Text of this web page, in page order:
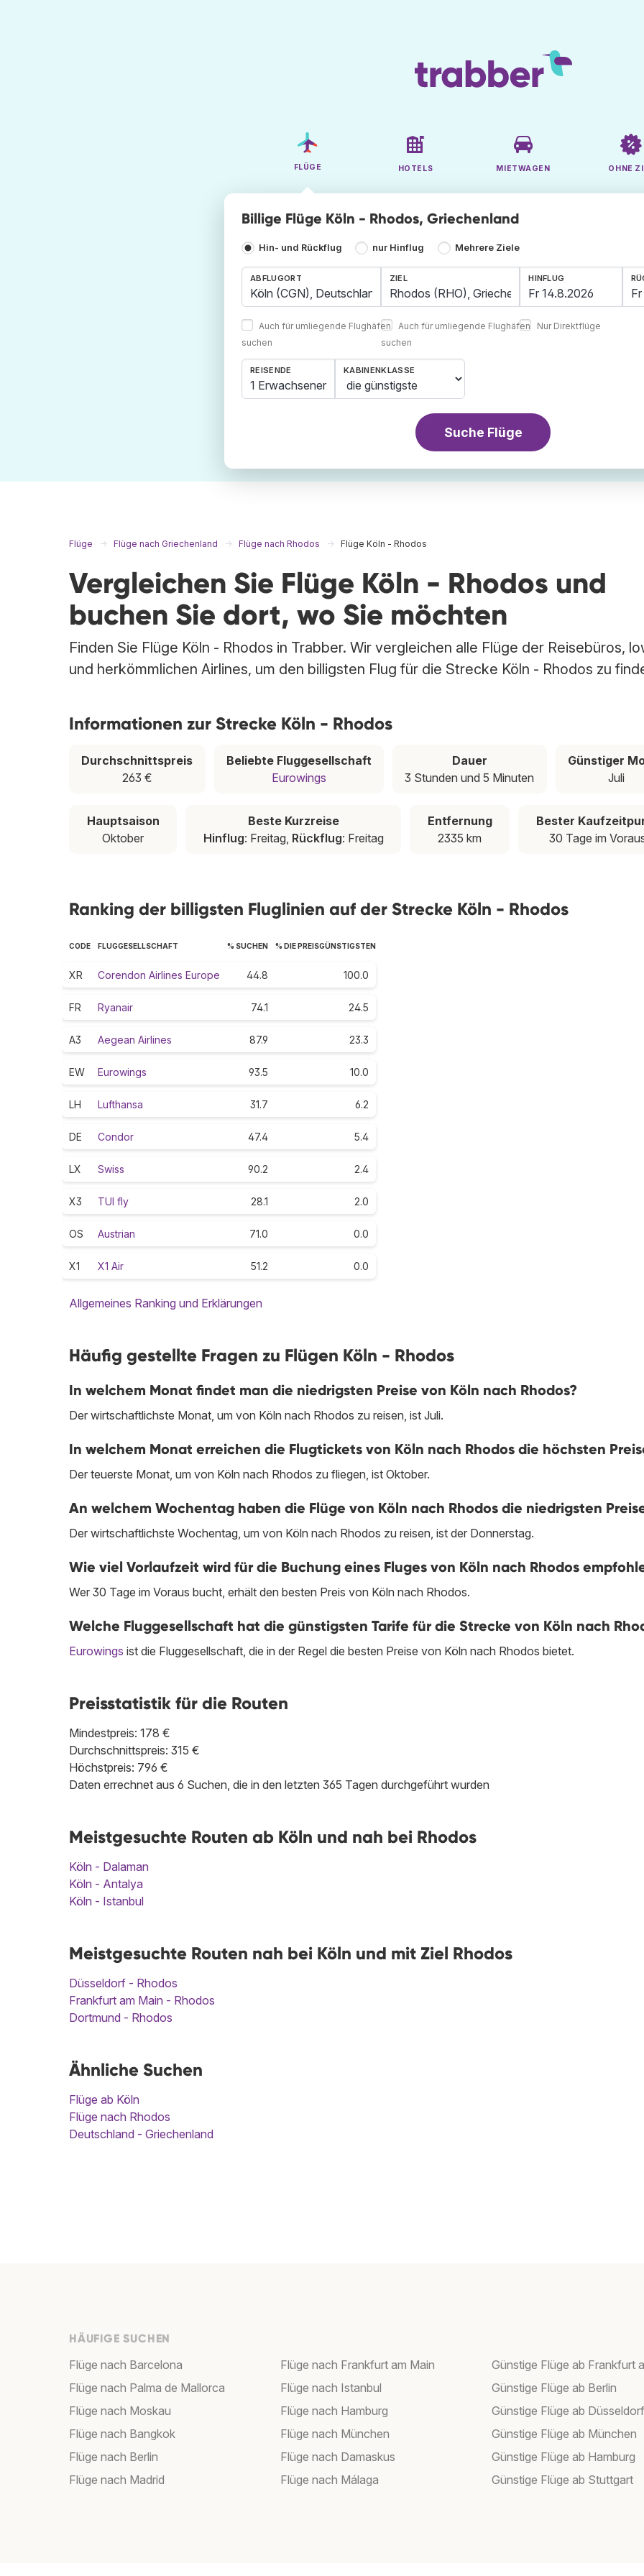
FLÜGE HOTELS MIETWAGEN OHNE
Billige Flüge Köln - Rhodos, Griechenland
Hin- und Rückflug nur Hinflug Mehrere Ziele
ABFLUGORT
Auch für umliegende Flughäfen
suchen
ZIEL
Auch für umliegende Flughäfen
suchen
HINFLUG
Nur Direktflüge
REISENDE
1 Erwachsener
KABINENKLASSE
Suche Flüge
Flüge Flüge nach Griechenland Flüge nach Rhodos Flüge Köln - Rhodos
Vergleichen Sie Flüge Köln - Rhodos und
buchen Sie dort, wo Sie möchten
Finden Sie Flüge Köln - Rhodos in Trabber. Wir vergleichen alle Flüge der Reisebüros,
und herkömmlichen Airlines, um den billigsten Flug für die Strecke Köln - Rhodos zu
Informationen zur Strecke Köln - Rhodos
Durchschnittspreis
263 €
Beliebte Fluggesellschaft
Eurowings
Dauer
3 Stunden und 5 Minuten
Günstiger
Juli
Hauptsaison
Oktober
Beste Kurzreise
Hinflug: Freitag, Rückflug: Freitag
Entfernung
2335 km
Bester
30 Tage im
Ranking der billigsten Fluglinien auf der Strecke Köln - Rhodos
CODE FLUGGESELLSCHAFT % SUCHEN % DIE PREISGÜNSTIGSTEN
XR Corendon Airlines Europe 44.8 100.0
FR Ryanair 74.1 24.5
A3 Aegean Airlines 87.9 23.3
EW Eurowings 93.5 10.0
LH Lufthansa 31.7 6.2
DE Condor 47.4 5.4
LX Swiss 90.2 2.4
X3 TUI fly 28.1 2.0
OS Austrian 71.0 0.0
X1 X1 Air 51.2 0.0
Allgemeines Ranking und Erklärungen
Häufig gestellte Fragen zu Flügen Köln - Rhodos
In welchem Monat findet man die niedrigsten Preise von Köln nach Rhodos?
Der wirtschaftlichste Monat, um von Köln nach Rhodos zu reisen, ist Juli.
In welchem Monat erreichen die Flugtickets von Köln nach Rhodos die höchsten
Der teuerste Monat, um von Köln nach Rhodos zu fliegen, ist Oktober.
An welchem Wochentag haben die Flüge von Köln nach Rhodos die niedrigsten
Der wirtschaftlichste Wochentag, um von Köln nach Rhodos zu reisen, ist der Donnerstag.
Wie viel Vorlaufzeit wird für die Buchung eines Fluges von Köln nach Rhodos
Wer 30 Tage im Voraus bucht, erhält den besten Preis von Köln nach Rhodos.
Welche Fluggesellschaft hat die günstigsten Tarife für die Strecke von Köln nach
Eurowings ist die Fluggesellschaft, die in der Regel die besten Preise von Köln nach Rhodos bietet.
Preisstatistik für die Routen
Mindestpreis: 178 €
Durchschnittspreis: 315 €
Höchstpreis: 796 €
Daten errechnet aus 6 Suchen, die in den letzten 365 Tagen durchgeführt wurden
Meistgesuchte Routen ab Köln und nah bei Rhodos
Köln - Dalaman
Köln - Antalya
Köln - Istanbul
Meistgesuchte Routen nah bei Köln und mit Ziel Rhodos
Düsseldorf - Rhodos
Frankfurt am Main - Rhodos
Dortmund - Rhodos
Ähnliche Suchen
Flüge ab Köln
Flüge nach Rhodos
Deutschland - Griechenland
HÄUFIGE SUCHEN
Flüge nach Barcelona
Flüge nach Palma de Mallorca
Flüge nach Moskau
Flüge nach Bangkok
Flüge nach Berlin
Flüge nach Madrid
Flüge nach Frankfurt am Main
Flüge nach Istanbul
Flüge nach Hamburg
Flüge nach München
Flüge nach Damaskus
Flüge nach Málaga
Günstige Flüge ab Frankfurt
Günstige Flüge ab Berlin
Günstige Flüge ab Düsseldorf
Günstige Flüge ab München
Günstige Flüge ab Hamburg
Günstige Flüge ab Stuttgart